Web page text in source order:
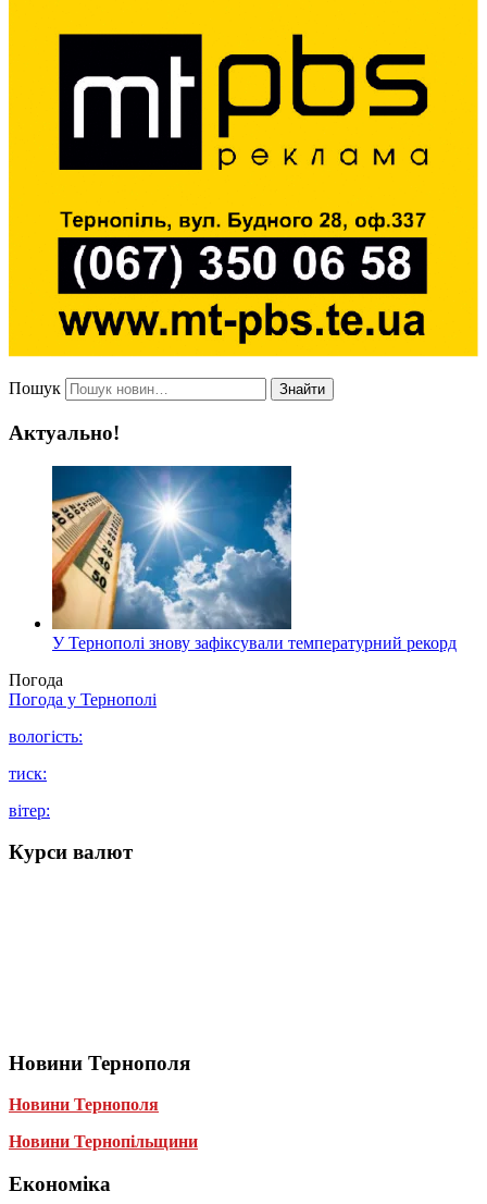
Пошук Знайти
Актуально!
У Тернополі знову зафіксували температурний рекорд
Погода
Погода у Тернополі
вологість:
тиск:
вітер:
Курси валют
Новини Тернополя
Новини Тернополя
Новини Тернопільщини
Економіка